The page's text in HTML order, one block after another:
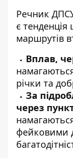
Речник
є
маршрутів
Вплав,
річки та
За
через
фейковими